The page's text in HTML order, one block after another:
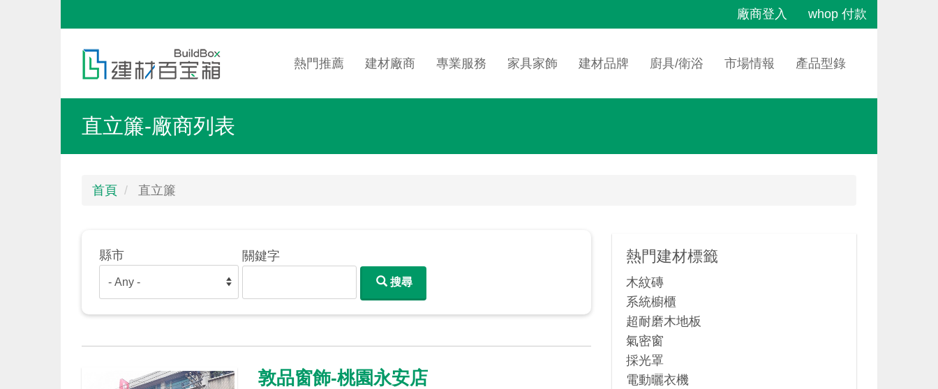
廠商登入
whop 付款
menu
navigation
熱門推薦 建材廠商 專業服務 家具家飾 建材品牌 廚具/衛浴 市場情報 產品型錄
直立簾-廠商列表
首頁 直立簾
縣市 關鍵字
搜尋
敦品窗飾-桃園永安店
熱門建材標籤
木紋磚
系統櫥櫃
超耐磨木地板
氣密窗
採光罩
電動曬衣機